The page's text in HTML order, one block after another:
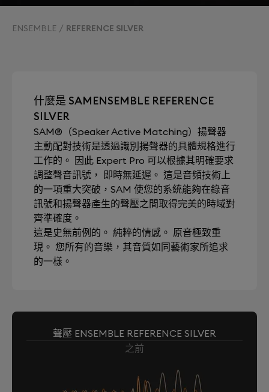
ENSEMBLE REFERENCE SILVER
什麼是 SAMENSEMBLE REFERENCE
SILVER
SAM®（Speaker Active Matching）揚聲器
主動配對技術是透過識別揚聲器的具體規格進行
工作的。 因此 Expert Pro 可以根據其明確要求
調整聲音訊號， 即時無延遲。 這是音頻技術上
的一項重大突破，SAM 使您的系統能夠在錄音
訊號和揚聲器產生的聲壓之間取得完美的時域對
齊準確度。
這是史無前例的。 純粹的情感。 原音極致重
現。 您所有的音樂，其音質如同藝術家所追求
的一樣。
聲壓 ENSEMBLE REFERENCE SILVER
之前